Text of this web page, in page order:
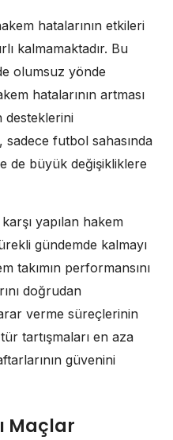
hatalarının etkileri
kalmamaktadır. Bu
olumsuz yönde
hatalarının artması
desteklerini
futbol sahasında
de büyük değişikliklere
yapılan hakem
gündemde kalmayı
takımın performansını
doğrudan
verme süreçlerinin
tartışmaları en aza
güvenini
Maçlar